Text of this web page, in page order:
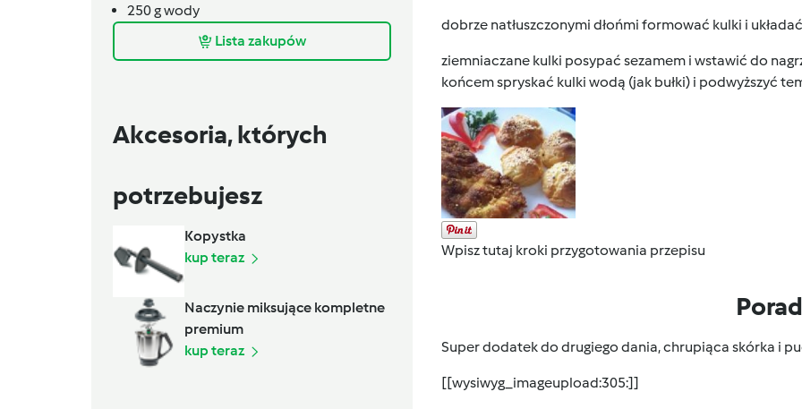
250 g wody
Lista zakupów
Akcesoria, których
potrzebujesz
Kopystka
kup teraz
Naczynie miksujące kompletne
premium
kup teraz
dobrze natłuszczonymi dłońmi formować kulki i
ziemniaczane kulki posypać sezamem i wstawić do
końcem spryskać kulki wodą (jak bułki) i podwyższyć
Wpisz tutaj kroki przygotowania przepisu
Super dodatek do drugiego dania, chrupiąca skórka i
[[wysiwyg_imageupload:305:]]